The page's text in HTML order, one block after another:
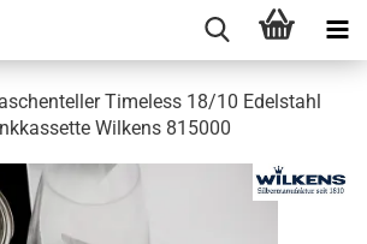
Timeless 18/10 Edelstahl
Wilkens 815000